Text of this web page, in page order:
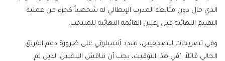
الذي حال دون متابعة المدرب الإيطالي له شخصياً كجزء من عملية
التقييم النهائية قبل إعلان القائمة النهائية للمنتخب.
وفي تصريحات للصحفيين، شدد أنشيلوتي على ضرورة دعم الفريق
الحالي قائلاً: "في هذا التوقيت، يجب أن نناقش اللاعبين الذين تم